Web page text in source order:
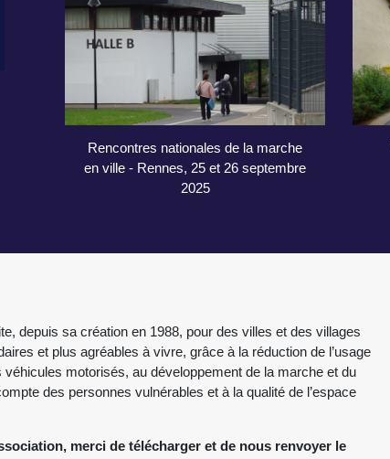
Rencontres nationales de la marche
en ville - Rennes, 25 et 26 septembre
2025
depuis sa création en 1988, pour des villes et des villages
et plus agréables à vivre, grâce à la réduction de l’usage
véhicules motorisés, au développement de la marche et du
des personnes vulnérables et à la qualité de l’espace
merci de télécharger et de nous renvoyer le